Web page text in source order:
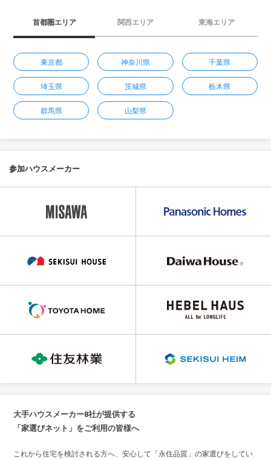
首都圏エリア 関西エリア 東海エリア
東京都 神奈川県 千葉県
埼玉県 茨城県 栃木県
群馬県 山梨県
参加ハウスメーカー
大手ハウスメーカー8社が提供する
「家選びネット」をご利用の皆様へ
これから住宅を検討される方へ、安心して「永住品質」の家選びをしてい